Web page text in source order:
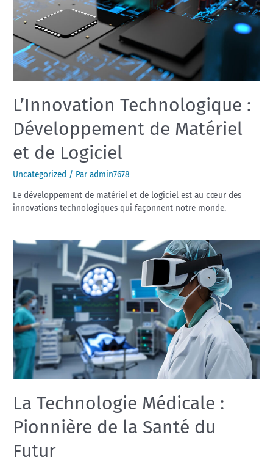
L’Innovation Technologique :
Développement de Matériel
et de Logiciel
Uncategorized / Paradmin7678
Le développement de matériel et de logiciel est au cœur des
innovations technologiques qui façonnent notre monde.
La Technologie Médicale :
Pionnière de la Santé du
Futur